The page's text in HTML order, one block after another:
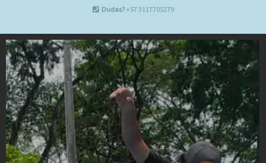
Dudas?+57 3117705279